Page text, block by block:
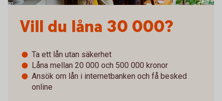
Vill du låna 30 000?
Ta ett lån utan säkerhet
Låna mellan 20 000 och 500 000 kronor
Ansök om lån i internetbanken och få besked
online